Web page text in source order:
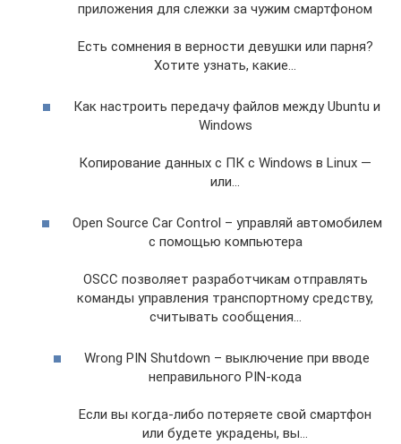
приложения для слежки за чужим смартфоном
Есть сомнения в верности девушки или парня?
Хотите узнать, какие…
Как настроить передачу файлов между Ubuntu и
Windows
Копирование данных с ПК с Windows в Linux —
или…
Open Source Car Control – управляй автомобилем
с помощью компьютера
OSCC позволяет разработчикам отправлять
команды управления транспортному средству,
считывать сообщения…
Wrong PIN Shutdown – выключение при вводе
неправильного PIN-кода
Если вы когда-либо потеряете свой смартфон
или будете украдены, вы…